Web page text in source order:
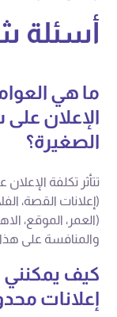
أسئلة
ما هي
الإعلان
الصغيرة؟
تتأثر تكلفة
(إعلانات القصة،
(العمر، الموقع،
والمنافسة على هذا
كيف يمكنني
إعلانات